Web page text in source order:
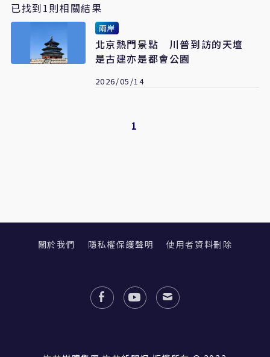
已找到1則相關結果
兩岸
北京熱門景點 川普到訪的天壇
是古建亦是都會公園
2026/05/14
1
關於我們 隱私權保護聲明 使用者資料刪除